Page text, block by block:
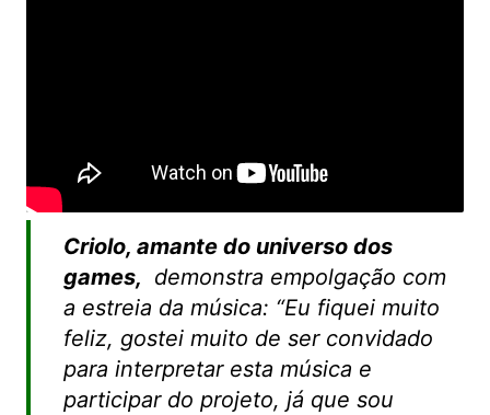
Criolo, amante do universo dos
games, demonstra empolgação com
a estreia da música: “Eu fiquei muito
feliz, gostei muito de ser convidado
para interpretar esta música e
participar do projeto, já que sou